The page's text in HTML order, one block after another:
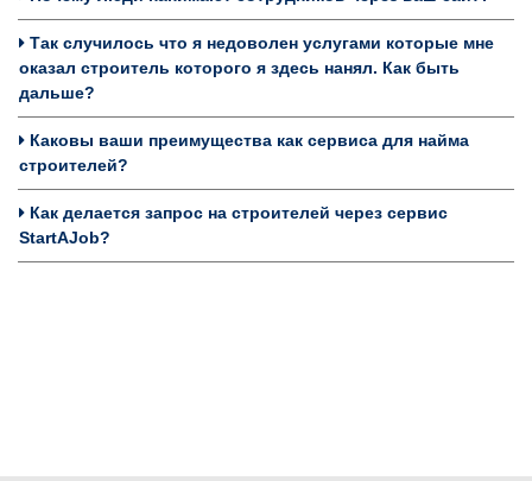
Так случилось что я недоволен услугами которые мне
оказал строитель которого я здесь нанял. Как быть
дальше?
Каковы ваши преимущества как сервиса для найма
строителей?
Как делается запрос на строителей через сервис
StartAJob?